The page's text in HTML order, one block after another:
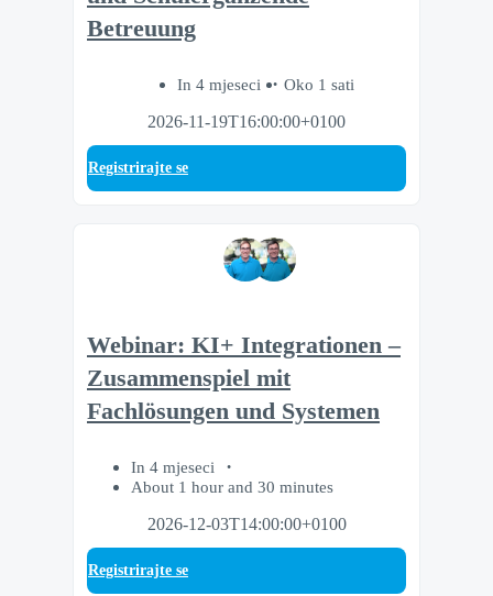
Betreuung
In 4 mjeseci
Oko 1 sati
2026-11-19T16:00:00+0100
Registrirajte se
Webinar: KI+ Integrationen –
Zusammenspiel mit
Fachlösungen und Systemen
In 4 mjeseci
About 1 hour and 30 minutes
2026-12-03T14:00:00+0100
Registrirajte se